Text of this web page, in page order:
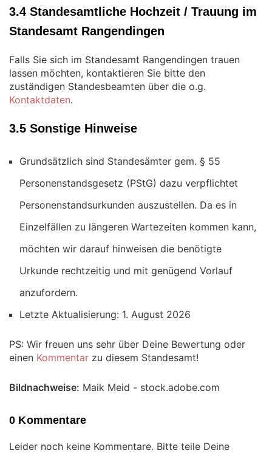
3.4 Standesamtliche Hochzeit / Trauung im
Standesamt Rangendingen
Falls Sie sich im Standesamt Rangendingen trauen
lassen möchten, kontaktieren Sie bitte den
zuständigen Standesbeamten über die o.g.
Kontaktdaten.
3.5 Sonstige Hinweise
Grundsätzlich sind Standesämter gem. § 55
Personenstandsgesetz (PStG) dazu verpflichtet
Personenstandsurkunden auszustellen. Da es in
Einzelfällen zu längeren Wartezeiten kommen kann,
möchten wir darauf hinweisen die benötigte
Urkunde rechtzeitig und mit genügend Vorlauf
anzufordern.
Letzte Aktualisierung: 1. August 2026
PS: Wir freuen uns sehr über Deine Bewertung oder
einen Kommentar zu diesem Standesamt!
Bildnachweise: Maik Meid - stock.adobe.com
0 Kommentare
Leider noch keine Kommentare. Bitte teile Deine